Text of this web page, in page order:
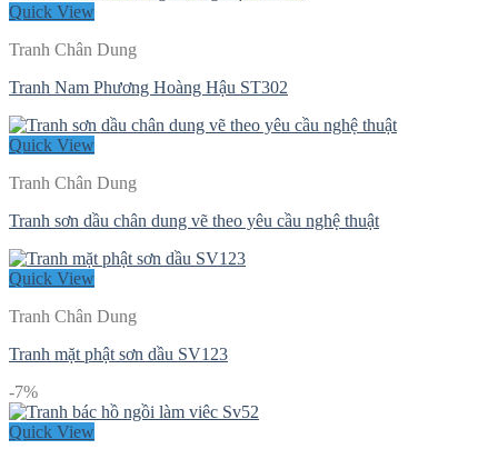
Quick View
Tranh Chân Dung
Tranh Nam Phương Hoàng Hậu ST302
Quick View
Tranh Chân Dung
Tranh sơn dầu chân dung vẽ theo yêu cầu nghệ thuật
Quick View
Tranh Chân Dung
Tranh mặt phật sơn dầu SV123
-7%
Quick View